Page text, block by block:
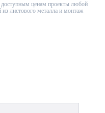
ценам проекты любой
из листового металла и монтаж